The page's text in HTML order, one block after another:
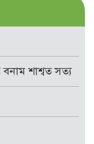
বনাম শাশ্বত সত্য